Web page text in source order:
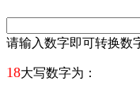
请输入数字即可转换数
18大写数字为：